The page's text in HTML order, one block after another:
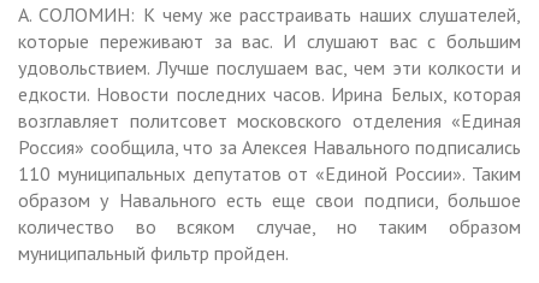
А. СОЛОМИН: К чему же расстраивать наших слушателей,
которые переживают за вас. И слушают вас с большим
удовольствием. Лучше послушаем вас, чем эти колкости и
едкости. Новости последних часов. Ирина Белых, которая
возглавляет политсовет московского отделения «Единая
Россия» сообщила, что за Алексея Навального подписались
110 муниципальных депутатов от «Единой России». Таким
образом у Навального есть еще свои подписи, большое
количество во всяком случае, но таким образом
муниципальный фильтр пройден.